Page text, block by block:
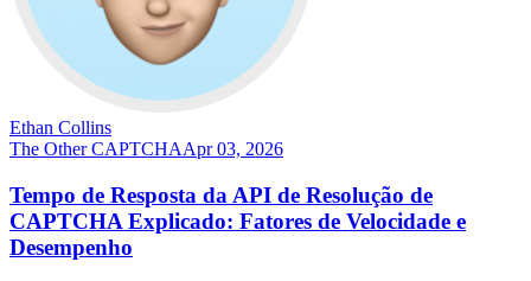
Ethan Collins
The Other CAPTCHAApr 03, 2026
Tempo de Resposta da API de Resolução de
CAPTCHA Explicado: Fatores de Velocidade e
Desempenho